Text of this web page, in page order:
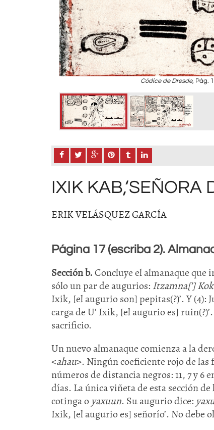
Códice de Dresde, Pág.
IXIK KAB,‘SEÑORA
ERIK VELÁSQUEZ GARCÍA
Página 17 (escriba 2).
Sección b.Concluye el almanaque que
sólo un par de augurios: Itzamna[’]
Ixik, [el augurio son] pepitas(?)’. Y (4):
carga de U’ Ixik, [el augurio es]
sacrificio.
Un nuevo almanaque comienza a la
<ahau>. Ningún coeficiente rojo de las
números de distancia negros: 11, 7 y 6
días. La única viñeta de esta sección
cotinga o yaxuun. Su augurio dice:
Ixik, [el augurio es] señorío’. No debe